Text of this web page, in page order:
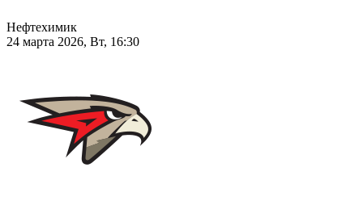
Нефтехимик
24 марта 2026, Вт, 16:30